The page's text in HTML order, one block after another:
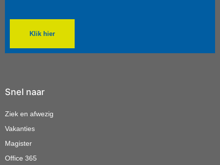
Klik hier
Snel naar
Ziek en afwezig
Vakanties
Magister
Office 365